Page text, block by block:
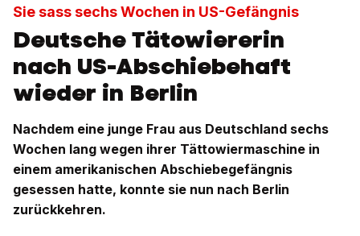
Sie sass sechs Wochen in US-Gefängnis
Deutsche Tätowiererin
nach US-Abschiebehaft
wieder in Berlin
Nachdem eine junge Frau aus Deutschland sechs
Wochen lang wegen ihrer Tättowiermaschine in
einem amerikanischen Abschiebegefängnis
gesessen hatte, konnte sie nun nach Berlin
zurückkehren.